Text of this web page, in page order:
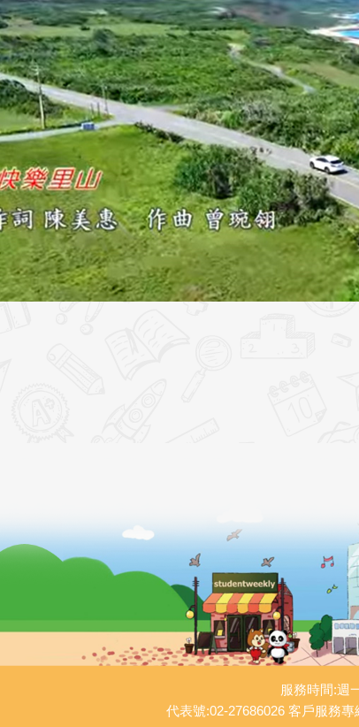
服務時間:週
代表號:02-27686026 客戶服務